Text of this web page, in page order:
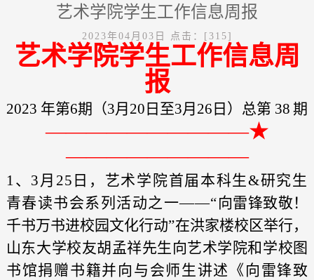
艺术学院学生工作信息周报
2023年04月03日 点击：[ 315]
艺术学院学生工作信息周
报
2023 年第6期（3月20日至3月26日）总第 38 期
——————————★
—————————
1、3月25日，艺术学院首届本科生&研究生
青春读书会系列活动之一——“向雷锋致敬！
千书万书进校园文化行动”在洪家楼校区举行，
山东大学校友胡孟祥先生向艺术学院和学校图
书馆捐赠书籍并向与会师生讲述《向雷锋致